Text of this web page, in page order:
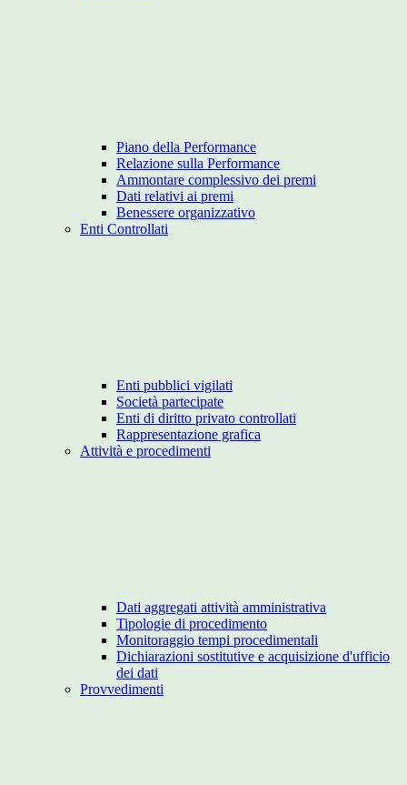
Piano della Performance
Relazione sulla Performance
Ammontare complessivo dei premi
Dati relativi ai premi
Benessere organizzativo
Enti Controllati
Enti pubblici vigilati
Società partecipate
Enti di diritto privato controllati
Rappresentazione grafica
Attività e procedimenti
Dati aggregati attività amministrativa
Tipologie di procedimento
Monitoraggio tempi procedimentali
Dichiarazioni sostitutive e acquisizione d'ufficio
dei dati
Provvedimenti